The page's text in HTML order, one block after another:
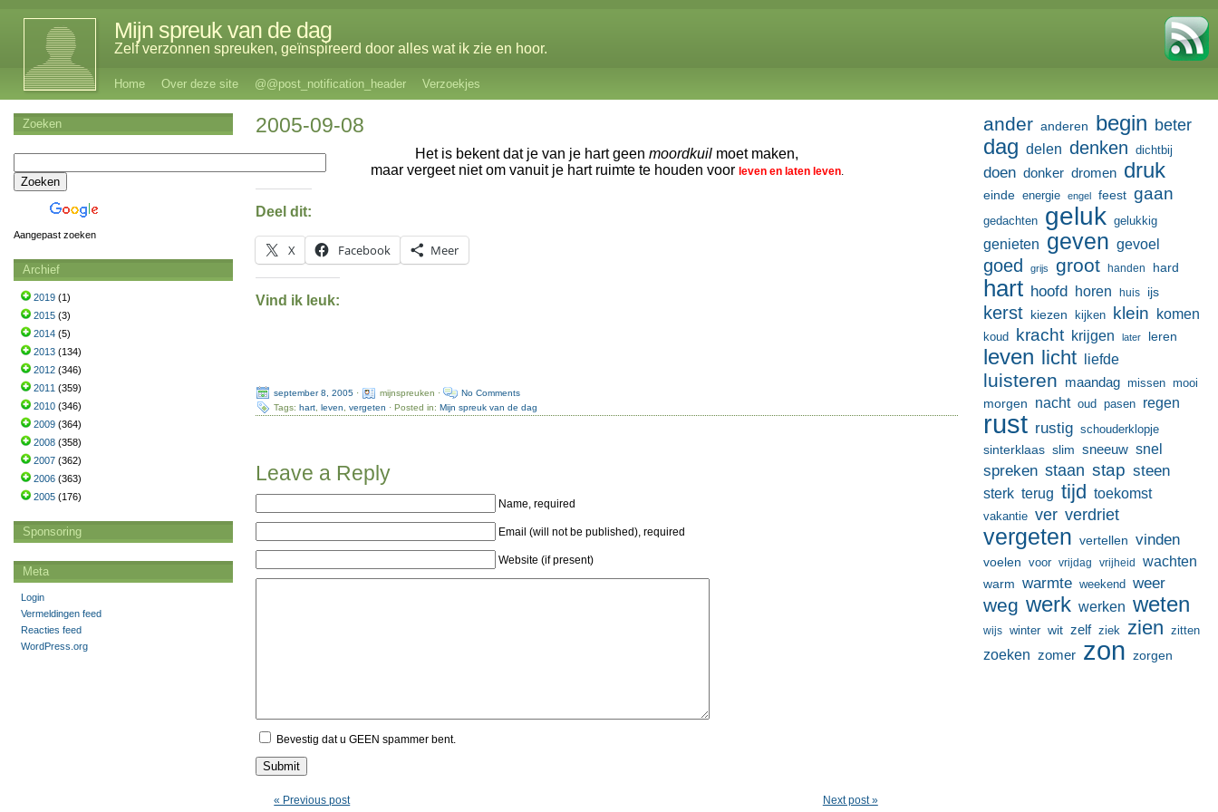
Mijn spreuk van de dag
Zelf verzonnen spreuken, geïnspireerd door alles wat ik zie en hoor.
Home Over deze site @@post_notification_header Verzoekjes
2005-09-08
Het is bekent dat je van je hart geenmoordkuil moet maken,
maar vergeet niet om vanuit je hart ruimte te houden voor leven en laten leven.
Deel dit:
X Facebook Meer
Vind ik leuk:
september 8, 2005 · mijnspreuken ·
No Comments
Tags:hart ,leven ,vergeten · Posted in:Mijn spreuk van de dag
Leave a Reply
Name, required
Email (will not be published), required
Website (if present)
Bevestig dat u GEEN spammer bent.
« Previous post Next post »
ander anderen begin beter
dag delen denken dichtbij
doen donker dromen druk
einde energie engel feest gaan
gedachten geluk gelukkig
genieten geven gevoel
goed grijs groot handen hard
hart hoofd horen huis ijs
kerst kiezen kijken klein komen
koud kracht krijgen later leren
leven licht liefde
luisteren maandag missen mooi
morgen nacht oud pasen regen
rust rustig schouderklopje
sinterklaas slim sneeuw snel
spreken staan stap steen
sterk terug tijd toekomst
vakantie ver verdriet
vergeten vertellen vinden
voelen voor vrijdag vrijheid wachten
warm warmte weekend weer
weg werk werken weten
wijs winter wit zelf ziek zien zitten
zoeken zomer zon zorgen
Zoeken
Aangepast zoeken
Archief
2019 (1)
2015 (3)
2014 (5)
2013 (134)
2012 (346)
2011 (359)
2010 (346)
2009 (364)
2008 (358)
2007 (362)
2006 (363)
2005 (176)
Sponsoring
Meta
Login
Vermeldingen feed
Reacties feed
WordPress.org